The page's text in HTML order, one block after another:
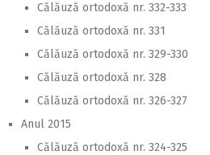
Călăuză ortodoxă nr. 332-333
Călăuză ortodoxă nr. 331
Călăuză ortodoxă nr. 329-330
Călăuză ortodoxă nr. 328
Călăuză ortodoxă nr. 326-327
Anul 2015
Călăuză ortodoxă nr. 324-325